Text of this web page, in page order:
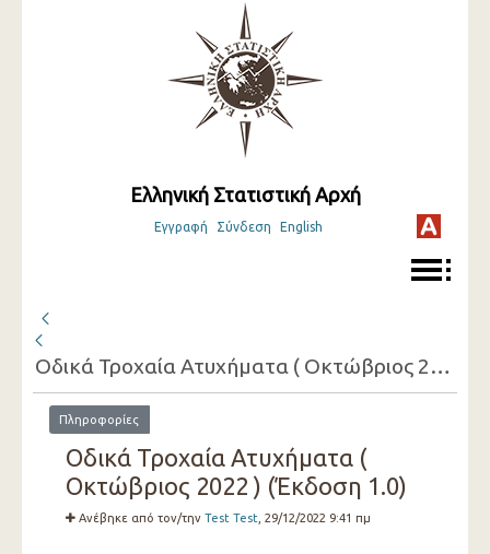
Ελληνική Στατιστική Αρχή
Εγγραφή Σύνδεση English
Οδικά Τροχαία Ατυχήματα ( Οκτώβριος 2022 )
Πληροφορίες
Οδικά Τροχαία Ατυχήματα (
Οκτώβριος 2022 ) (Έκδοση 1.0)
Ανέβηκε από τον/την Test Test , 29/12/2022 9:41 πμ